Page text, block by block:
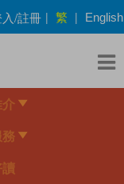
/註冊 | 繁 | English
介
務
讀